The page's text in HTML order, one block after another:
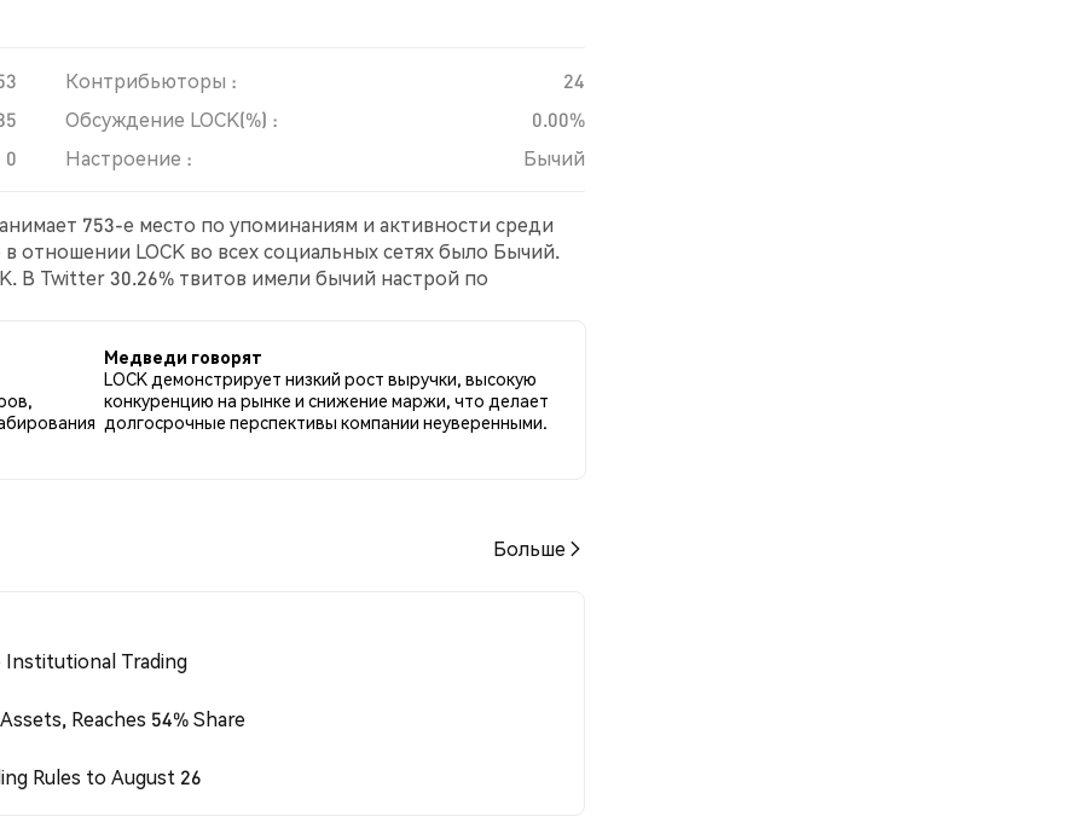
Контрибьюторы :
24
Обсуждение LOCK(%) :
0.00%
0 Настроение : Бычий
753-е место по упоминаниям и активности среди
отношении LOCK во всех социальных сетях было Бычий.
В Twitter 30.26% твитов имели бычий настрой по
Медведи говорят
LOCK демонстрирует низкий рост выручки, высокую
конкуренцию на рынке и снижение маржи, что делает
долгосрочные перспективы компании неуверенными.
Больше
Institutional Trading
Reaches 54% Share
Rules to August 26